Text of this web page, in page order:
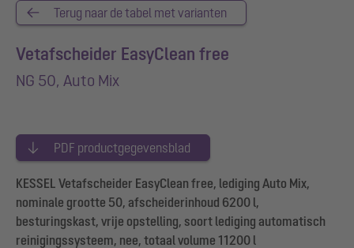
Terug naar de tabel met varianten
Vetafscheider EasyClean free
NG 50, Auto Mix
PDF productgegevensblad
KESSEL Vetafscheider EasyClean free, lediging Auto Mix,
nominale grootte 50, afscheiderinhoud 6200 l,
besturingskast, vrije opstelling, soort lediging automatisch
reinigingssysteem, nee, totaal volume 11200 l